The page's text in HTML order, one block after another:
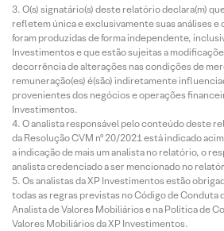
O(s) signatário(s) deste relatório declara(m)
refletem única e exclusivamente suas análises e
foram produzidas de forma independente,
Investimentos e que estão sujeitas a
decorrência de alterações nas condições de
remuneração(es) é(são) indiretamente
provenientes dos negócios e operações
Investimentos.
O analista responsável pelo conteúdo deste
da Resolução CVM nº 20/2021 está indicado
a indicação de mais um analista no relatório, o
analista credenciado a ser mencionado no
Os analistas da XP Investimentos estão
todas as regras previstas no Código de Conduta
Analista de Valores Mobiliários e na Política de
Valores Mobiliários da XP Investimentos.